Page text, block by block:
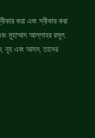
করা এবং স্বীকার করা
মুহাম্মাদ আল্লাহর রসূল,
নূহ এবং আদম, তাদের